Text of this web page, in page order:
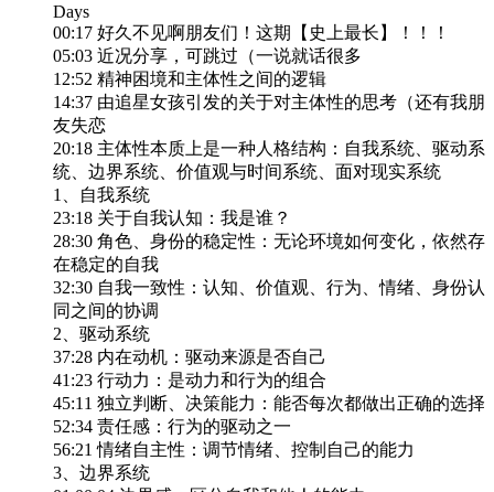
Days
00:17 好久不见啊朋友们！这期【史上最长】！！！
05:03 近况分享，可跳过（一说就话很多
12:52 精神困境和主体性之间的逻辑
14:37 由追星女孩引发的关于对主体性的思考（还有我朋
友失恋
20:18 主体性本质上是一种人格结构：自我系统、驱动系
统、边界系统、价值观与时间系统、面对现实系统
1、自我系统
23:18 关于自我认知：我是谁？
28:30 角色、身份的稳定性：无论环境如何变化，依然存
在稳定的自我
32:30 自我一致性：认知、价值观、行为、情绪、身份认
同之间的协调
2、驱动系统
37:28 内在动机：驱动来源是否自己
41:23 行动力：是动力和行为的组合
45:11 独立判断、决策能力：能否每次都做出正确的选择
52:34 责任感：行为的驱动之一
56:21 情绪自主性：调节情绪、控制自己的能力
3、边界系统